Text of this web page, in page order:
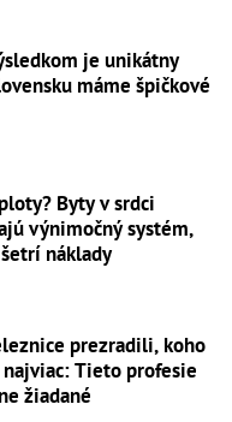
je unikátny
máme špičkové
Byty v srdci
výnimočný systém,
náklady
prezradili, koho
Tieto profesie
žiadané